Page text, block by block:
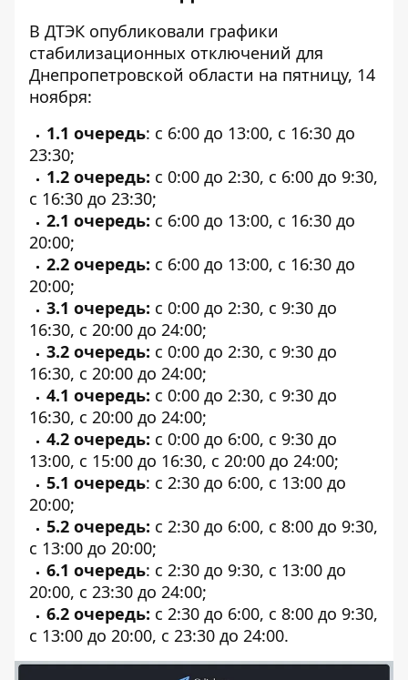
В ДТЭК опубликовали графики
стабилизационных отключений для
Днепропетровской области на пятницу, 14
ноября:
1.1 очередь: с 6:00 до 13:00, с 16:30 до
23:30;
1.2 очередь: с 0:00 до 2:30, с 6:00 до 9:30,
с 16:30 до 23:30;
2.1 очередь: с 6:00 до 13:00, с 16:30 до
20:00;
2.2 очередь: с 6:00 до 13:00, с 16:30 до
20:00;
3.1 очередь: с 0:00 до 2:30, с 9:30 до
16:30, с 20:00 до 24:00;
3.2 очередь: с 0:00 до 2:30, с 9:30 до
16:30, с 20:00 до 24:00;
4.1 очередь: с 0:00 до 2:30, с 9:30 до
16:30, с 20:00 до 24:00;
4.2 очередь: с 0:00 до 6:00, с 9:30 до
13:00, с 15:00 до 16:30, с 20:00 до 24:00;
5.1 очередь: с 2:30 до 6:00, с 13:00 до
20:00;
5.2 очередь: с 2:30 до 6:00, с 8:00 до 9:30,
с 13:00 до 20:00;
6.1 очередь: с 2:30 до 9:30, с 13:00 до
20:00, с 23:30 до 24:00;
6.2 очередь: с 2:30 до 6:00, с 8:00 до 9:30,
с 13:00 до 20:00, с 23:30 до 24:00.